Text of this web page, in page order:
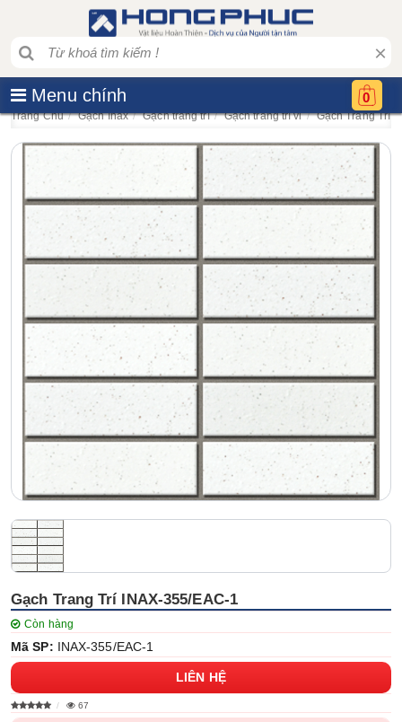
×
Menu chính 0
Trang Chủ Gạch Inax Gạch trang trí Gạch trang trí vỉ Gạch Trang Trí
Gạch Trang Trí INAX-355/EAC-1
Còn hàng
Mã SP: INAX-355/EAC-1
LIÊN HỆ
67